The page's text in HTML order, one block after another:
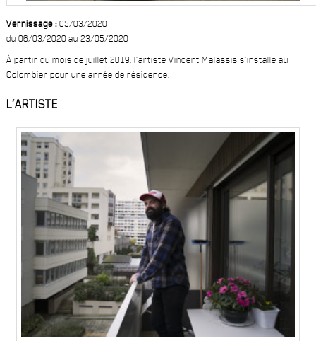
Vernissage :05/03/2020
du 06/03/2020 au 23/05/2020
À partir du mois de juillet 2019, l’artiste Vincent Malassis s’installe au
Colombier pour une année de résidence.
L’ARTISTE